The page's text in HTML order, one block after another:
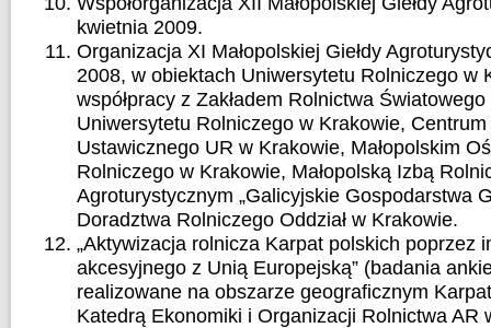
kwietnia 2009.
Organizacja XI Małopolskiej Giełdy
2008, w obiektach Uniwersytetu Rolniczego w
współpracy z Zakładem Rolnictwa
Uniwersytetu Rolniczego w Krakowie, Centrum
Ustawicznego UR w Krakowie, Małopolskim
Rolniczego w Krakowie, Małopolską Izbą
Agroturystycznym „Galicyjskie Gospodarstwa
Doradztwa Rolniczego Oddział w Krakowie.
„Aktywizacja rolnicza Karpat polskich poprzez
akcesyjnego z Unią Europejską” (badania
realizowane na obszarze geograficznym
Katedrą Ekonomiki i Organizacji Rolnictwa AR